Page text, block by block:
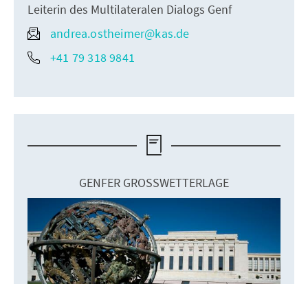
Leiterin des Multilateralen Dialogs Genf
andrea.ostheimer@kas.de
+41 79 318 9841
GENFER GROSSWETTERLAGE